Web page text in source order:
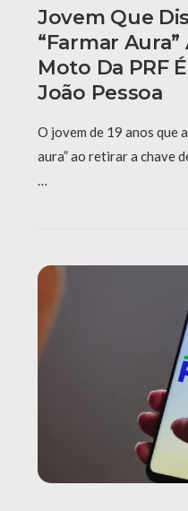
Jovem Que
“farmar
Moto Da PRF
João Pessoa
O jovem de 19 anos que
aura” ao retirar a chave
…